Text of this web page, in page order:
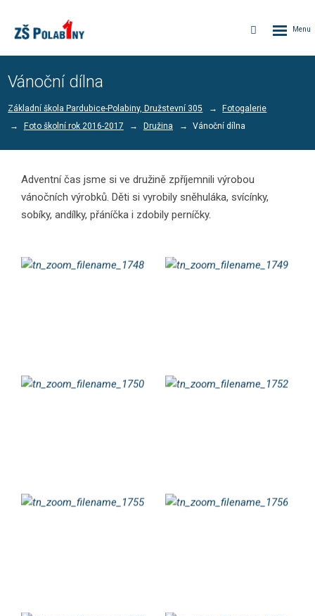
Vyhledávání
Vánoční dílna
Základní škola Pardubice-Polabiny, Družstevní 305
Fotogalerie
Foto školní rok 2016-2017
Družina Vánoční dílna
Adventní čas jsme si ve družině zpříjemnili výrobou
vánočních výrobků. Děti si vyrobily sněhuláka, svícínky,
sobíky, andílky, přáníčka i zdobily perníčky.